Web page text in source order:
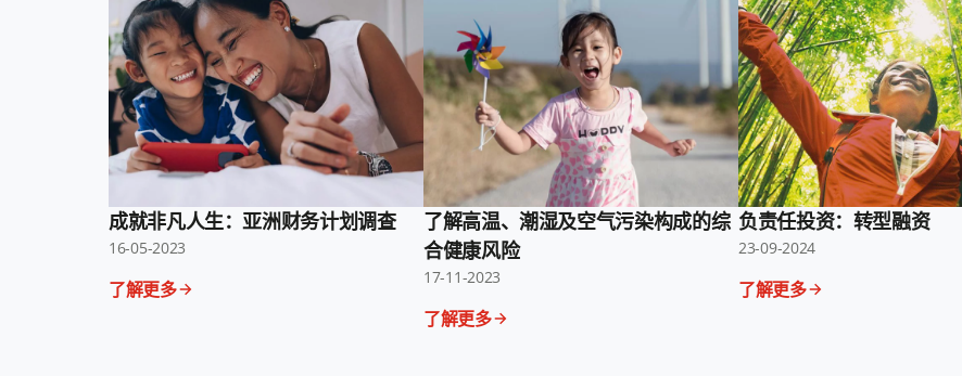
成就非凡人生：亚洲财务计划调查
16-05-2023
了解更多
了解高温、潮湿及空气污染构成的综
合健康风险
17-11-2023
了解更多
负责任投资：转型融资
23-09-2024
了解更多